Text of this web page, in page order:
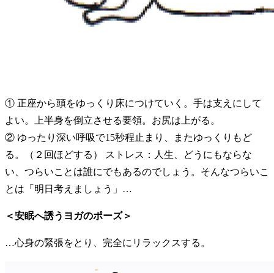
① 正座から頭をゆっくり床につけていく。手は支えにして
よい。上半身を倒立させる要領。お尻は上がる。
② ゆったり深い呼吸で15秒程止まり、またゆっくりもど
る。（２回ほどする） ストレス：人生、どうにもならな
い、つらいことは誰にでもあるのでしょう。そんなつらいこ
とは「明日考えましょう」…
＜安眠へ誘うヨガのポーズ＞
…心身の緊張をとり、完全にリラックスする。